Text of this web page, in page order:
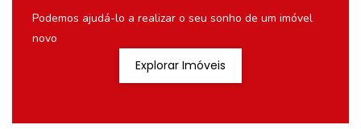
Podemos ajudá-lo a realizar o seu sonho de um imóvel
novo
Explorar Imóveis